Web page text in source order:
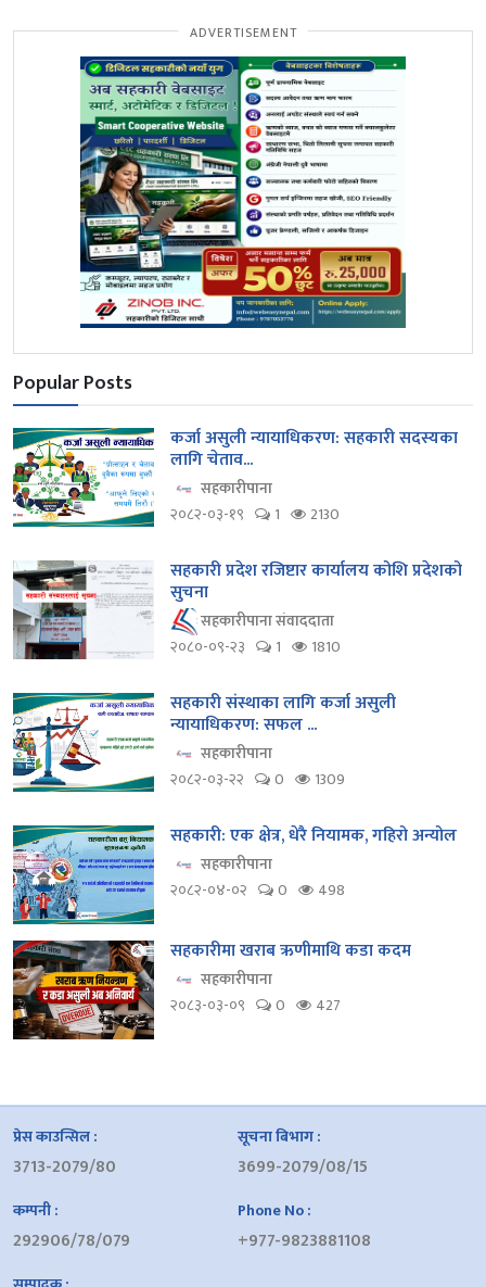
ADVERTISEMENT
Popular Posts
कर्जा असुली न्यायाधिकरण: सहकारी सदस्यका
लागि चेताव...
सहकारीपाना
२०८२-०३-१९
1 2130
सहकारी प्रदेश रजिष्टार कार्यालय कोशि प्रदेशको
सुचना
सहकारीपाना संवाददाता
२०८०-०९-२३
1 1810
सहकारी संस्थाका लागि कर्जा असुली
न्यायाधिकरण: सफल ...
सहकारीपाना
२०८२-०३-२२
0 1309
सहकारी: एक क्षेत्र, धेरै नियामक, गहिरो अन्योल
सहकारीपाना
२०८२-०४-०२
0 498
सहकारीमा खराब ऋणीमाथि कडा कदम
सहकारीपाना
२०८३-०३-०९
0 427
प्रेस काउन्सिल :
3713-2079/80
सूचना बिभाग :
3699-2079/08/15
कम्पनी :
292906/78/079
Phone No :
+977-9823881108